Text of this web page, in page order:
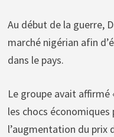
Au début de la guerre,
marché nigérian afin
dans le pays.
Le groupe avait affirmé
les chocs
l’augmentation du